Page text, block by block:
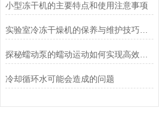
小型冻干机的主要特点和使用注意事项
冷却循环水可能会造成的问题